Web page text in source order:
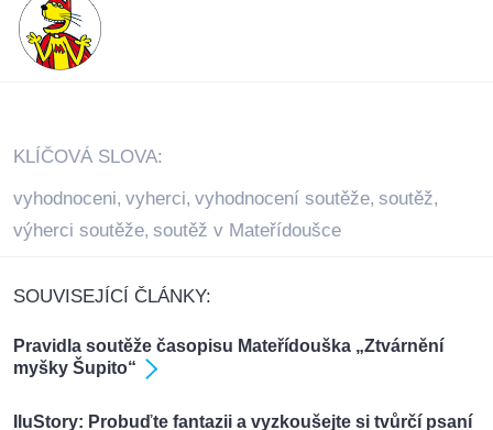
KLÍČOVÁ SLOVA:
vyhodnoceni, vyherci, vyhodnocení soutěže, soutěž,
výherci soutěže, soutěž v Mateřídoušce
SOUVISEJÍCÍ ČLÁNKY:
Pravidla soutěže časopisu Mateřídouška „Ztvárnění
myšky Šupito“
IluStory: Probuďte fantazii a vyzkoušejte si tvůrčí psaní